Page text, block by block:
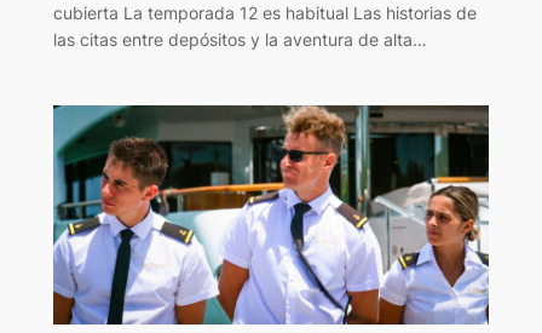
cubierta La temporada 12 es habitual Las historias de
las citas entre depósitos y la aventura de alta…